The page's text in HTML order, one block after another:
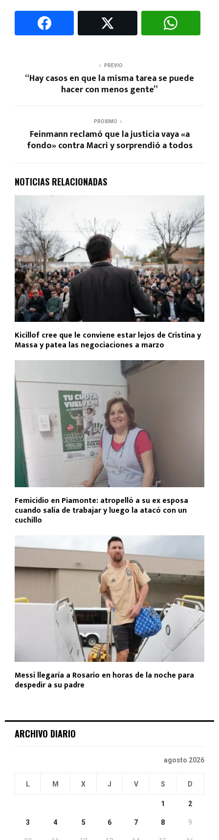
PREVIO
“Hay casos en que la misma tarea se puede
hacer con menos gente”
PROXIMO
Feinmann reclamó que la justicia vaya «a
fondo» contra Macri y sorprendió a todos
NOTICIAS RELACIONADAS
Kicillof cree que le conviene estar lejos de Cristina y
Massa y patea las negociaciones a marzo
Femicidio en Piamonte: atropelló a su ex esposa
cuando salía de trabajar y luego la atacó con un
cuchillo
Messi llegaría a Rosario en horas de la noche para
despedir a su padre
ARCHIVO DIARIO
agosto 2026
L M X J V S D
1 2
3 4 5 6 7 8 9